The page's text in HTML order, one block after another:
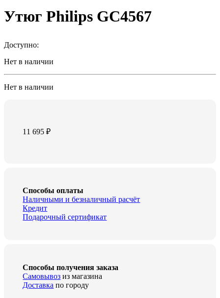
Утюг Philips GC4567
Доступно:
Нет в наличии
Нет в наличии
11 695₽
Способы оплаты
Наличными и безналичный расчёт
Кредит
Подарочный сертификат
Способы получения заказа
Самовывоз из магазина
Доставка по городу